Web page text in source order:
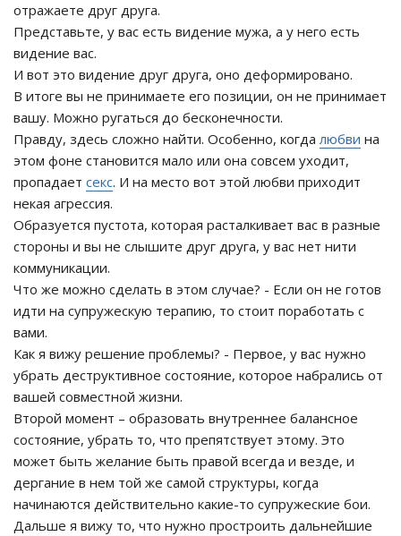
отражаете друг друга.
Представьте, у вас есть видение мужа, а у него есть
видение вас.
И вот это видение друг друга, оно деформировано.
В итоге вы не принимаете его позиции, он не принимает
вашу. Можно ругаться до бесконечности.
Правду, здесь сложно найти. Особенно, когдалюбви на
этом фоне становится мало или она совсем уходит,
пропадает секс. И на место вот этой любви приходит
некая агрессия.
Образуется пустота, которая расталкивает вас в разные
стороны и вы не слышите друг друга, у вас нет нити
коммуникации.
Что же можно сделать в этом случае? - Если он не готов
идти на супружескую терапию, то стоит поработать с
вами.
Как я вижу решение проблемы? - Первое, у вас нужно
убрать деструктивное состояние, которое набрались от
вашей совместной жизни.
Второй момент – образовать внутреннее балансное
состояние, убрать то, что препятствует этому. Это
может быть желание быть правой всегда и везде, и
дергание в нем той же самой структуры, когда
начинаются действительно какие-то супружеские бои.
Дальше я вижу то, что нужно простроить дальнейшие